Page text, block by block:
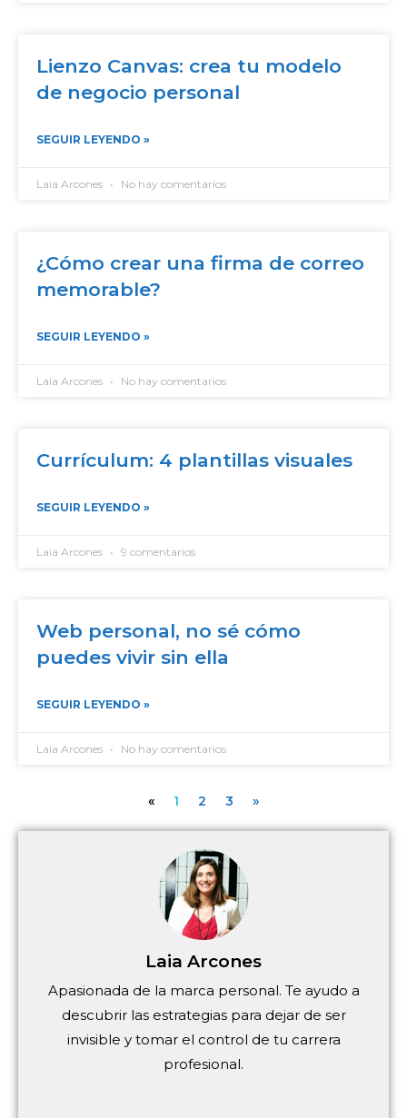
Lienzo Canvas: crea tu modelo
de negocio personal
SEGUIR LEYENDO »
Laia Arcones No hay comentarios
¿Cómo crear una firma de correo
memorable?
SEGUIR LEYENDO »
Laia Arcones No hay comentarios
Currículum: 4 plantillas visuales
SEGUIR LEYENDO »
Laia Arcones 9 comentarios
Web personal, no sé cómo
puedes vivir sin ella
SEGUIR LEYENDO »
Laia Arcones No hay comentarios
« 1 2 3 »
Laia Arcones
Apasionada de la marca personal. Te ayudo a
descubrir las estrategias para dejar de ser
invisible y tomar el control de tu carrera
profesional.